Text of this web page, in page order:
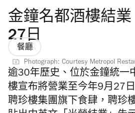
金鐘名都酒樓結業
27日
餐廳
Photograph: Courtesy Metropol
逾30年歷史、位於金鐘統一
樓宣布將營業至今年9月27日
聘珍樓集團旗下食肆，聘珍